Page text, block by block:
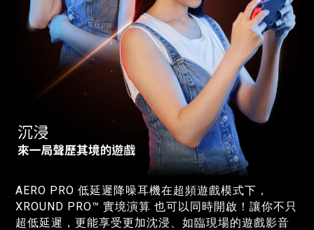
AERO PRO 低延遲降噪耳機在超頻遊戲模式下，
XROUND PRO™ 實境演算 也可以同時開啟！讓你不只
超低延遲，更能享受更加沈浸、如臨現場的遊戲影音